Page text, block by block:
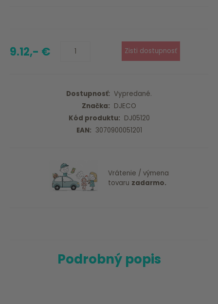
9.12,- €
Dostupnosť: Vypredané.
Značka: DJECO
Kód produktu: DJ05120
EAN: 3070900051201
Vrátenie / výmena
tovaru zadarmo.
Podrobný popis